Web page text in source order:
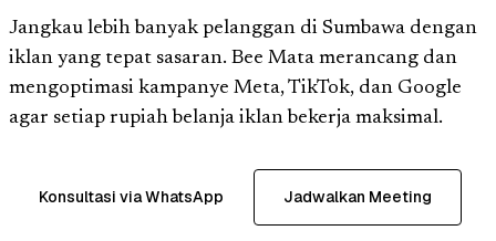
Jangkau lebih banyak pelanggan di Sumbawa dengan
iklan yang tepat sasaran. Bee Mata merancang dan
mengoptimasi kampanye Meta, TikTok, dan Google
agar setiap rupiah belanja iklan bekerja maksimal.
Konsultasi via WhatsApp Jadwalkan Meeting